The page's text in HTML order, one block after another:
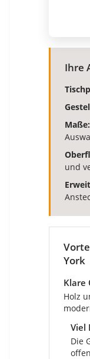
Ihre
Maße:
und
York
Klare
Holz
Viel
Die